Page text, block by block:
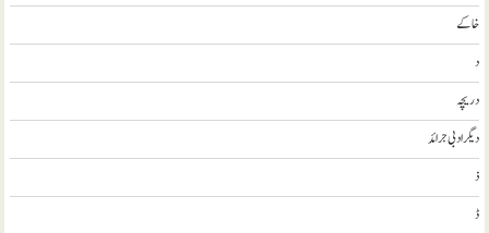
خاکے
د
دریچہ
ديگر ادبی جرائد
ذ
ڈ